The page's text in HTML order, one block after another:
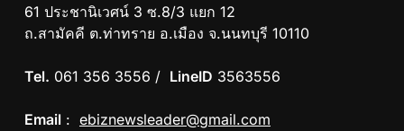
61 ประชานิเวศน์ 3 ซ.8/3 แยก 12
ถ.สามัคคี ต.ท่าทราย อ.เมือง จ.นนทบุรี 10110
Tel. 061 356 3556 / LineID 3563556
Email : ebiznewsleader@gmail.com